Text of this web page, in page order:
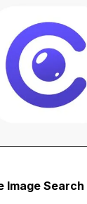
Image Search